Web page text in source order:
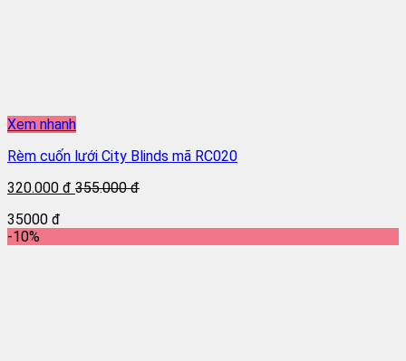
Xem nhanh
Rèm cuốn lưới City Blinds mã RC020
320.000 đ 355.000 đ
35000 đ
-10%